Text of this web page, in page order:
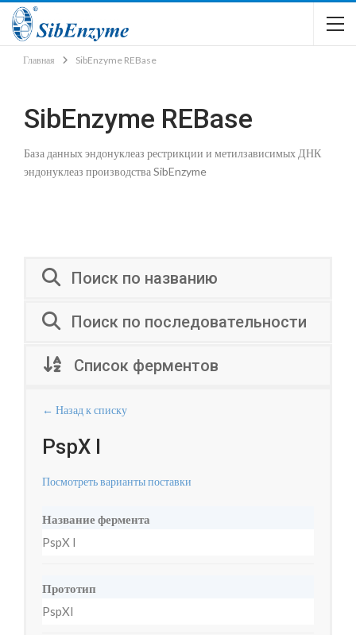
Главная SibEnzyme REBase
SibEnzyme REBase
База данных эндонуклеаз рестрикции и метилзависимых ДНК
эндонуклеаз производства SibEnzyme
Поиск по названию
Поиск по последовательности
Список ферментов
← Назад к списку
PspX I
Посмотреть варианты поставки
Название фермента
PspX I
Прототип
PspXI